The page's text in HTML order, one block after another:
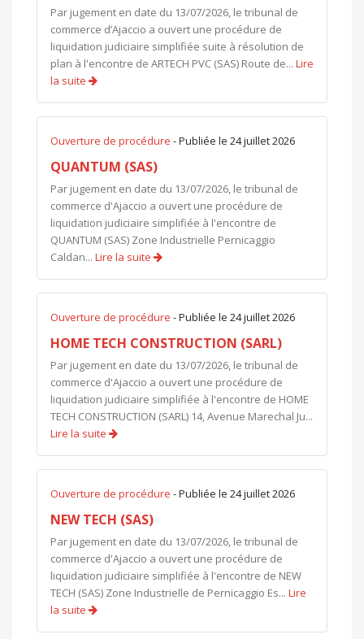
Par jugement en date du 13/07/2026, le tribunal de
commerce d’Ajaccio a ouvert une procédure de
liquidation judiciaire simplifiée suite à résolution de
plan à l'encontre de ARTECH PVC (SAS) Route de... Lire
la suite
Ouverture de procédure - Publiée le 24 juillet 2026
QUANTUM (SAS)
Par jugement en date du 13/07/2026, le tribunal de
commerce d'Ajaccio a ouvert une procédure de
liquidation judiciaire simplifiée à l'encontre de
QUANTUM (SAS) Zone Industrielle Pernicaggio
Caldan... Lire la suite
Ouverture de procédure - Publiée le 24 juillet 2026
HOME TECH CONSTRUCTION (SARL)
Par jugement en date du 13/07/2026, le tribunal de
commerce d'Ajaccio a ouvert une procédure de
liquidation judiciaire simplifiée à l'encontre de HOME
TECH CONSTRUCTION (SARL) 14, Avenue Marechal Ju...
Lire la suite
Ouverture de procédure - Publiée le 24 juillet 2026
NEW TECH (SAS)
Par jugement en date du 13/07/2026, le tribunal de
commerce d'Ajaccio a ouvert une procédure de
liquidation judiciaire simplifiée à l'encontre de NEW
TECH (SAS) Zone Industrielle de Pernicaggio Es... Lire
la suite